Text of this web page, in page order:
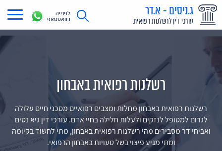
ג.ניסים - א.דר
עורכי דין לרשלנות רפואית
מדריך רשלנות רפואית
תביעת רשלנות רפואית
תביעות בתקשורת
אודות
לפנייה
בוואטסאפ
רשלנות רפואית באבחון
רשלנות רפואית באבחון מחלות ומצבים רפואיים מסכני חיים עלולה
לגרום למטופל לנזקים ולעלות חלילה בחיי אדם. עורכי דין גיא נסים
ואביחי דר מסבירים מהי רשלנות רפואית באבחון, מתי לחשוד בקיומה
ומתי מגיע פיצוי בשל טעויות באבחון הרפואי.